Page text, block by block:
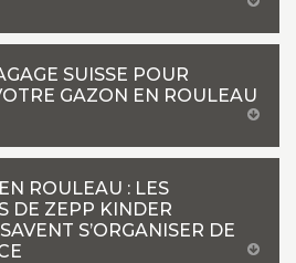
SUISSE POUR
GAZON EN ROULEAU
ROULEAU : LES
DE ZEPP KINDER
S’ORGANISER DE